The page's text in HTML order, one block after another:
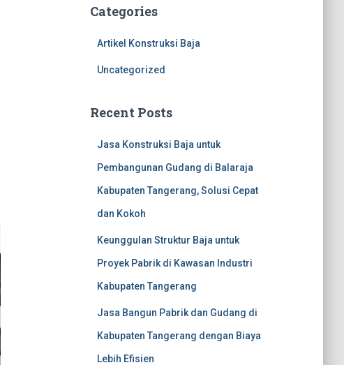
h
Categories
Artikel Konstruksi Baja
Uncategorized
Recent Posts
Jasa Konstruksi Baja untuk
Pembangunan Gudang di Balaraja
Kabupaten Tangerang, Solusi Cepat
dan Kokoh
Keunggulan Struktur Baja untuk
Proyek Pabrik di Kawasan Industri
Kabupaten Tangerang
Jasa Bangun Pabrik dan Gudang di
Kabupaten Tangerang dengan Biaya
Lebih Efisien